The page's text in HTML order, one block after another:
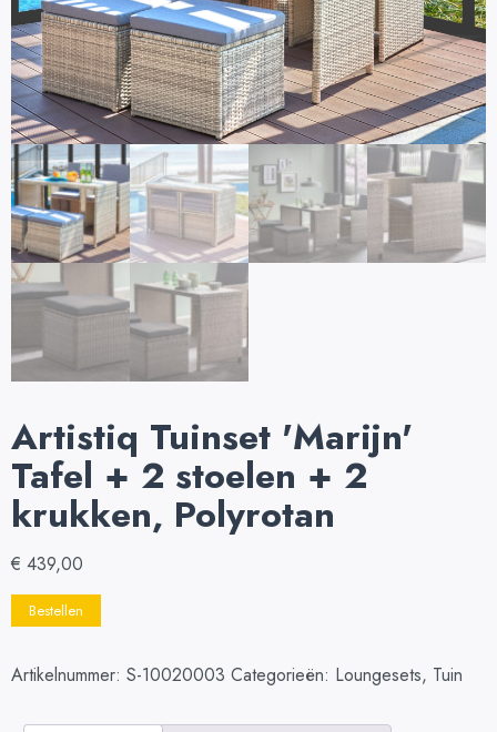
Artistiq Tuinset 'Marijn'
Tafel + 2 stoelen + 2
krukken, Polyrotan
€ 439,00
Bestellen
Artikelnummer: S-10020003 Categorieën: Loungesets, Tuin